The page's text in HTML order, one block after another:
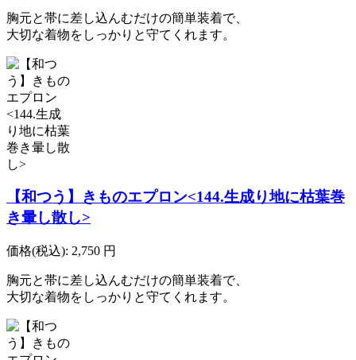
胸元と帯に差し込んむだけの簡単装着で、
大切な着物をしっかりと守てくれます。
【和つう】きものエプロン<144.生成り地に枯葉巻
き暈し散し>
価格(税込): 2,750 円
胸元と帯に差し込んむだけの簡単装着で、
大切な着物をしっかりと守てくれます。